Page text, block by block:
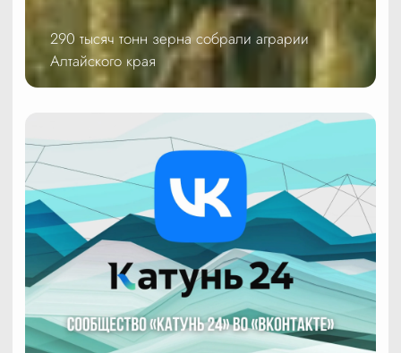
290 тысяч тонн зерна собрали аграрии
Алтайского края